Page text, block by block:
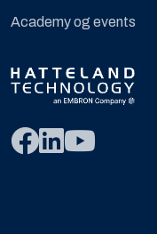
Academy og events